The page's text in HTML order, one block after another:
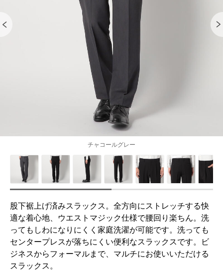
チャコールグレー
股下裾上げ済みスラックス。全方向にストレッチする快
適な着心地、ウエストマジック仕様で腰回り楽ちん。洗
ってもしわになりにくく家庭洗濯が可能です。洗っても
センタープレスが落ちにくい便利なスラックスです。ビ
ジネスからフォーマルまで、マルチにお使いいただける
スラックス。